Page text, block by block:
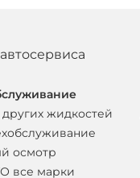
жидкостей
осмотр
все марки